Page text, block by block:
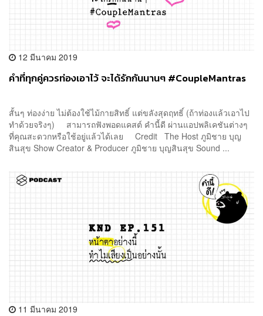
12 มีนาคม 2019
คำที่ทุกคู่ควรท่องเอาไว้ จะได้รักกันนานๆ #CoupleMantras
สั้นๆ ท่องง่าย ไม่ต้องใช้ไม้กายสิทธิ์ แต่ขลังสุดฤทธิ์ (ถ้าท่องแล้วเอาไป
ทำด้วยจริงๆ) สามารถฟังพอดแคสต์ คำนี้ดี ผ่านแอปพลิเคชันต่างๆ
ที่คุณสะดวกหรือใช้อยู่แล้วได้เลย Credit The Host ภูมิชาย บุญ
สินสุข Show Creator & Producer ภูมิชาย บุญสินสุข Sound ...
11 มีนาคม 2019